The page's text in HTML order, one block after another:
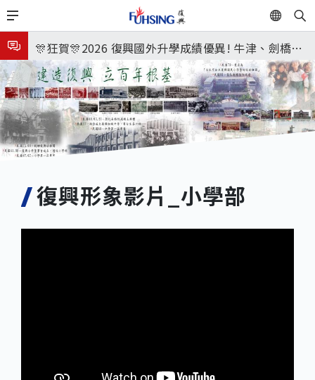
移
至
主
內
容
EN
🎉🎉🎉狂賀! 12望蘇同學榮錄MIT麻省理工學院，本校
連續兩年錄取世界第一學府！
🎊狂賀🎊2026 復興國外升學成績優異! 牛津、劍橋首
次雙星閃耀✨
115年校本部大學榜單再創佳績🎉，32％達醫學系錄
取標準、62%達台大錄取標準。各組合4科60級分9人
🎊
7月27日 中學暑輔開始
8月3日 分科成績公布
🎉🎉🎉狂賀! 12望蘇同學榮錄MIT麻省理工學院，本校
連續兩年錄取世界第一學府！
復興形象影片_小學部